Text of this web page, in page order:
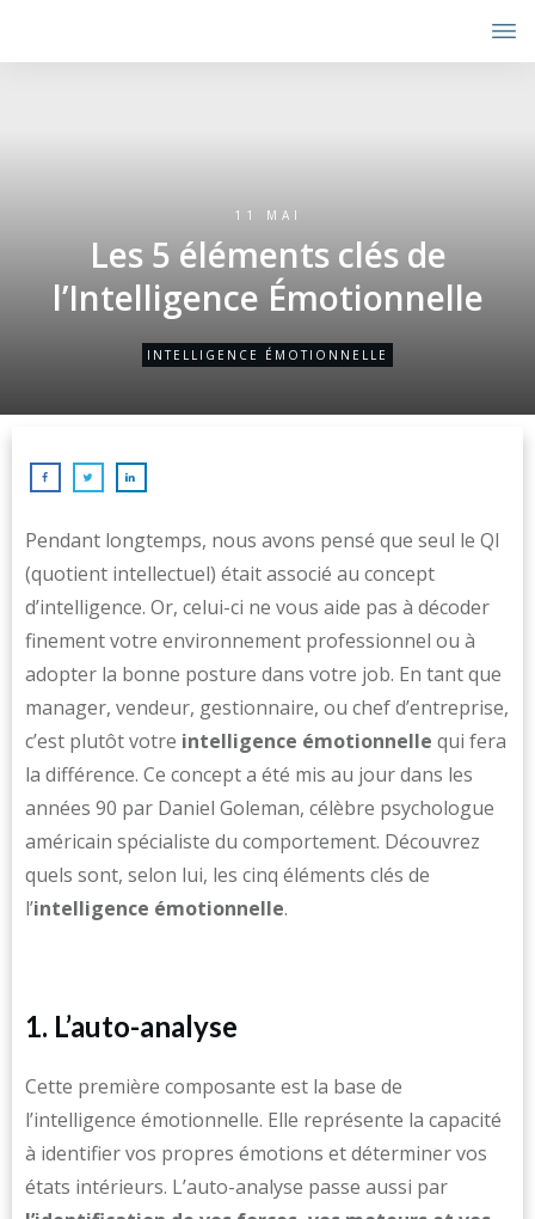
11 MAI
Les 5 éléments clés de
l’Intelligence Émotionnelle
INTELLIGENCE ÉMOTIONNELLE
Pendant longtemps, nous avons pensé que seul le QI
(quotient intellectuel) était associé au concept
d’intelligence. Or, celui-ci ne vous aide pas à décoder
finement votre environnement professionnel ou à
adopter la bonne posture dans votre job. En tant que
manager, vendeur, gestionnaire, ou chef d’entreprise,
c’est plutôt votre intelligence émotionnelle qui fera
la différence. Ce concept a été mis au jour dans les
années 90 par Daniel Goleman, célèbre psychologue
américain spécialiste du comportement. Découvrez
quels sont, selon lui, les cinq éléments clés de
l’intelligence émotionnelle.
1. L’auto-analyse
Cette première composante est la base de
l’intelligence émotionnelle. Elle représente la capacité
à identifier vos propres émotions et déterminer vos
états intérieurs. L’auto-analyse passe aussi par